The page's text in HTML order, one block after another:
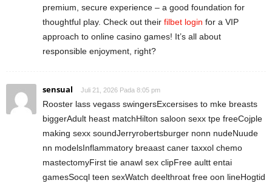
premium, secure experience – a good foundation for
thoughtful play. Check out their filbet login for a VIP
approach to online casino games! It’s all about
responsible enjoyment, right?
sensual Juli 21, 2026 Pada 8:05 pm
Rooster lass vegass swingersExcersises to mke breasts
biggerAdult heast matchHilton saloon sexx tpe freeCojple
making sexx soundJerryrobertsburger nonn nudeNuude
nn modelsInflammatory breaast caner taxxol chemo
mastectomyFirst tie anawl sex clipFree aultt entai
gamesSocql teen sexWatch deelthroat free oon lineHogtid